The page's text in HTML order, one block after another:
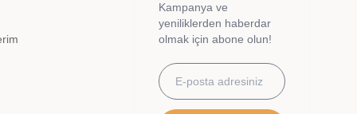
Kampanya ve
yeniliklerden haberdar
olmak için abone olun!